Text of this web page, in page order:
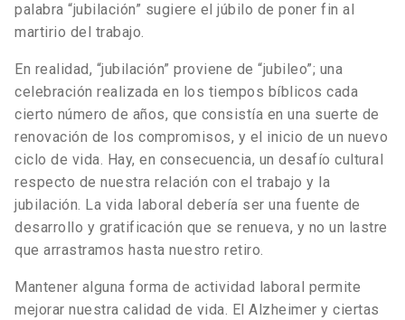
palabra “jubilación” sugiere el júbilo de poner fin al
martirio del trabajo.
En realidad, “jubilación” proviene de “jubileo”; una
celebración realizada en los tiempos bíblicos cada
cierto número de años, que consistía en una suerte de
renovación de los compromisos, y el inicio de un nuevo
ciclo de vida. Hay, en consecuencia, un desafío cultural
respecto de nuestra relación con el trabajo y la
jubilación. La vida laboral debería ser una fuente de
desarrollo y gratificación que se renueva, y no un lastre
que arrastramos hasta nuestro retiro.
Mantener alguna forma de actividad laboral permite
mejorar nuestra calidad de vida. El Alzheimer y ciertas